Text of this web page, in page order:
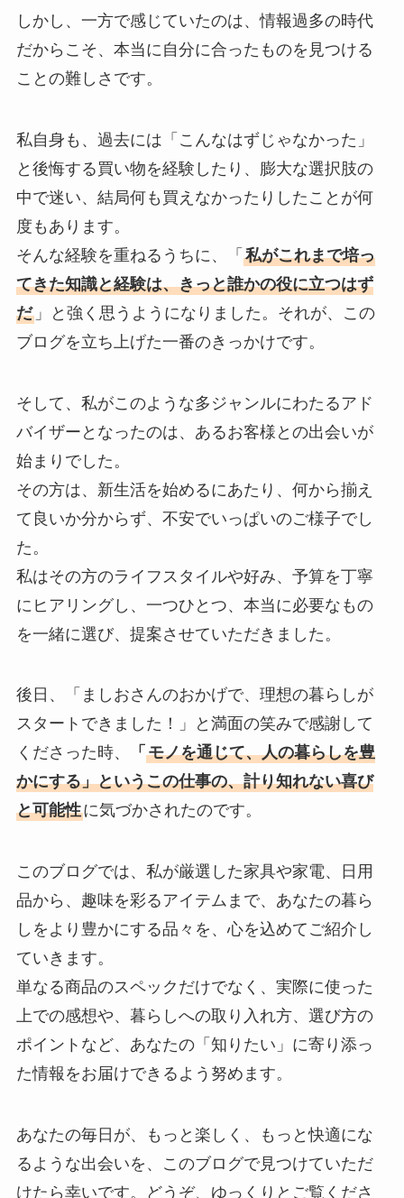
しかし、一方で感じていたのは、情報過多の時代
だからこそ、本当に自分に合ったものを見つける
ことの難しさです。
私自身も、過去には「こんなはずじゃなかった」
と後悔する買い物を経験したり、膨大な選択肢の
中で迷い、結局何も買えなかったりしたことが何
度もあります。
そんな経験を重ねるうちに、「 私がこれまで培っ
てきた知識と経験は、きっと誰かの役に立つはず
だ」と強く思うようになりました。それが、この
ブログを立ち上げた一番のきっかけです。
そして、私がこのような多ジャンルにわたるアド
バイザーとなったのは、あるお客様との出会いが
始まりでした。
その方は、新生活を始めるにあたり、何から揃え
て良いか分からず、不安でいっぱいのご様子でし
た。
私はその方のライフスタイルや好み、予算を丁寧
にヒアリングし、一つひとつ、本当に必要なもの
を一緒に選び、提案させていただきました。
後日、「ましおさんのおかげで、理想の暮らしが
スタートできました！」と満面の笑みで感謝して
くださった時、
「 モノを通じて、人の暮らしを豊
かにする」というこの仕事の、計り知れない喜び
と可能性に気づかされたのです。
このブログでは、私が厳選した家具や家電、日用
品から、趣味を彩るアイテムまで、あなたの暮ら
しをより豊かにする品々を、心を込めてご紹介し
ていきます。
単なる商品のスペックだけでなく、実際に使った
上での感想や、暮らしへの取り入れ方、選び方の
ポイントなど、あなたの「知りたい」に寄り添っ
た情報をお届けできるよう努めます。
あなたの毎日が、もっと楽しく、もっと快適にな
るような出会いを、このブログで見つけていただ
けたら幸いです。どうぞ、ゆっくりとご覧くださ